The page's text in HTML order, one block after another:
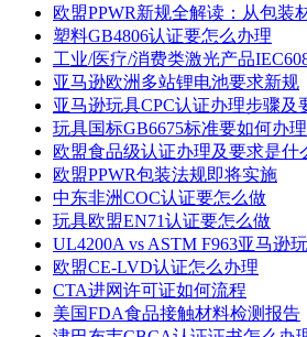
欧盟PPWR新规全解读：从包装
塑料GB4806认证要怎么办理
工业/医疗/消费类激光产品
亚马逊欧洲多站锂电池要求新规
亚马逊玩具CPC认证办理步骤及
玩具国标GB6675标准要如何办理
欧盟食品级认证办理及要求是什
欧盟PPWR包装法规即将实施
中东非洲COC认证要怎么做
玩具欧盟EN71认证要怎么做
UL4200A vs ASTM F963亚马逊
欧盟CE-LVD认证怎么办理
CTA进网许可证如何流程
美国FDA食品接触材料检测报告